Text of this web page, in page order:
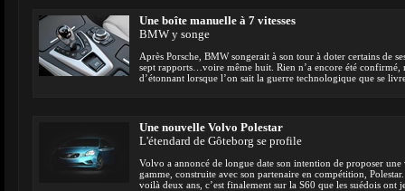
Une boîte manuelle à 7 vitesses
BMW y songe
Après Porsche, BMW songerait à son tour à doter certains de
sept rapports…voire même huit. Rien n’a encore été confirmé,
d’étonnant lorsque l’on sait la guerre technologique que se
Une nouvelle Volvo Polestar
L'étendard de Gôteborg se profile
Volvo a annoncé de longue date son intention de proposer une
gamme, construite avec son partenaire en compétition,
voilà deux ans, c’est finalement sur la S60 que les suédois ont